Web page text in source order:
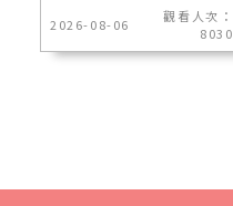
2026-08-06
觀看人次：
8030